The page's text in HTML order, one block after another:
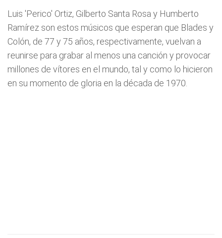
Luis 'Perico' Ortiz, Gilberto Santa Rosa y Humberto
Ramírez son estos músicos que esperan que Blades y
Colón, de 77 y 75 años, respectivamente, vuelvan a
reunirse para grabar al menos una canción y provocar
millones de vítores en el mundo, tal y como lo hicieron
en su momento de gloria en la década de 1970.